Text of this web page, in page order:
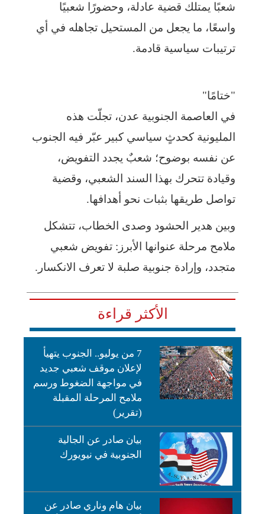
شعبًا يمتلك قضية عادلة، وحضورًا شعبيًا
واسعًا، ما يجعل من المستحيل تجاهله في أي
ترتيبات سياسية قادمة.
"ختامًا"
في العاصمة الجنوبية عدن، تجلّت هذه
المليونية كحدثٍ سياسي كبير عبّر فيه الجنوب
عن نفسه بوضوح؛ شعبٌ يجدد التفويض،
وقيادة تتحرك بهذا السند الشعبي، وقضية
تواصل طريقها بثبات نحو أهدافها.
وبين هدير الحشود وصدى الخطاب، تتشكل
ملامح مرحلة عنوانها الأبرز: تفويض شعبي
متجدد، وإرادة جنوبية صلبة لا تعرف الانكسار.
الأكثر قراءة
7 من يوليو.. الجنوب يتهيأ
لإعلان موقف شعبي جديد
في مواجهة الضغوط ورسم
ملامح المرحلة المقبلة
(تقرير)
بيان صادر عن الجالية
الجنوبية في نيويورك
بيان هام وناري صادر عن